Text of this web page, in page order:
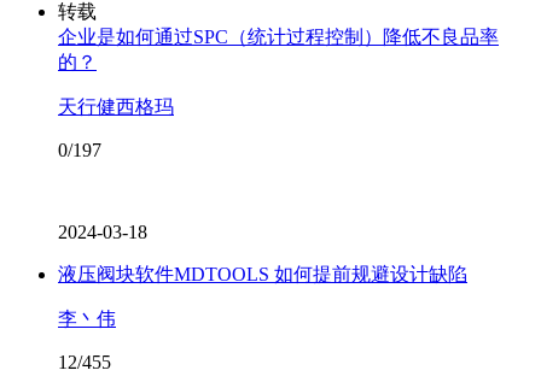
转载
企业是如何通过SPC（统计过程控制）降低不良品率
的？
天行健西格玛
0/197
2024-03-18
液压阀块软件MDTOOLS 如何提前规避设计缺陷
李丶伟
12/455